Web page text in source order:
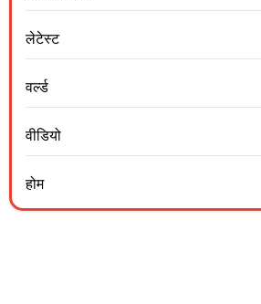
लेटेस्ट
वर्ल्ड
वीडियो
होम